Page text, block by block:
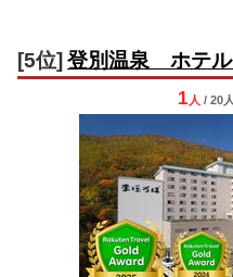
[5位] 登別温泉 ホテ
1 人 / 20人